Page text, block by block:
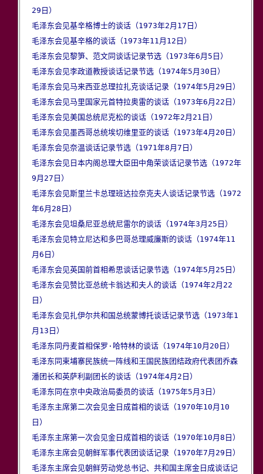
29日）
毛泽东会见基辛格博士的谈话（1973年2月17日）
毛泽东会见基辛格的谈话（1973年11月12日）
毛泽东会见黎笋、范文同谈话记录节选（1973年6月5日）
毛泽东会见李政道教授谈话记录节选（1974年5月30日）
毛泽东会见马来西亚总理拉扎克谈话记录（1974年5月29日）
毛泽东会见马里国家元首特拉奥雷的谈话（1973年6月22日）
毛泽东会见美国总统尼克松的谈话（1972年2月21日）
毛泽东会见墨西哥总统埃切维里亚的谈话（1973年4月20日）
毛泽东会见奈温谈话记录节选（1971年8月7日）
毛泽东会见日本内阁总理大臣田中角荣谈话记录节选（1972年
9月27日）
毛泽东会见斯里兰卡总理班达拉奈克夫人谈话记录节选（1972
年6月28日）
毛泽东会见坦桑尼亚总统尼雷尔的谈话（1974年3月25日）
毛泽东会见特立尼达和多巴哥总理威廉斯的谈话（1974年11
月6日）
毛泽东会见英国前首相希思谈话记录节选（1974年5月25日）
毛泽东会见赞比亚总统卡翁达和夫人的谈话（1974年2月22
日）
毛泽东会见扎伊尔共和国总统蒙博托谈话记录节选（1973年1
月13日）
毛泽东同丹麦首相保罗·哈特林的谈话（1974年10月20日）
毛泽东同柬埔寨民族统一阵线和王国民族团结政府代表团乔森
潘团长和英萨利副团长的谈话（1974年4月2日）
毛泽东同在京中央政治局委员的谈话（1975年5月3日）
毛泽东主席第二次会见金日成首相的谈话（1970年10月10
日）
毛泽东主席第一次会见金日成首相的谈话（1970年10月8日）
毛泽东主席会见朝鲜军事代表团谈话记录（1970年7月29日）
毛泽东主席会见朝鲜劳动党总书记、共和国主席金日成谈话记